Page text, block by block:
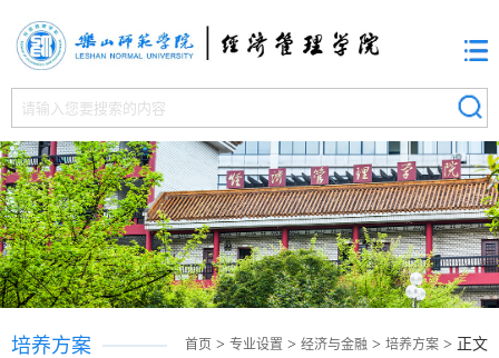
首页 > 专业设置 > 经济与金融 > 培养方案 > 正文
培养方案